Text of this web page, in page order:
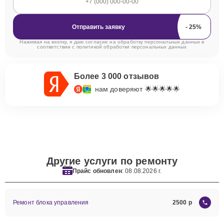
Отправить заявку
Нажимая на кнопку, я даю согласие на обработку персональных данных в
соответствии с политикой обработки персональных данных
Более 3 000 отзывов
нам доверяют 🌟🌟🌟🌟🌟
Другие услуги по ремонту
Прайс обновлен: 08.08.2026 г.
Ремонт блока управления 2500